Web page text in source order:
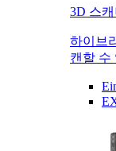
3D 스캐
하이브
캔할 수